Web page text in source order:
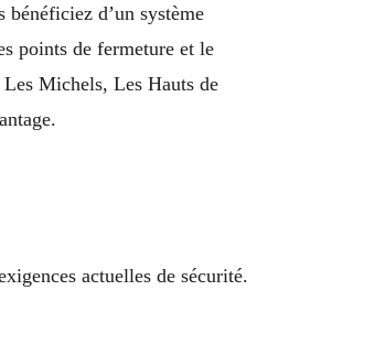
d’un système
points de fermeture et le
Michels, Les Hauts de
actuelles de sécurité.